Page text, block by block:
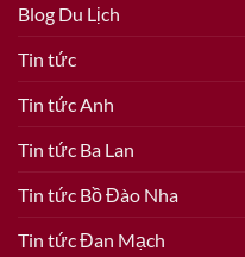
Blog Du Lịch
Tin tức
Tin tức Anh
Tin tức Ba Lan
Tin tức Bồ Đào Nha
Tin tức Đan Mạch